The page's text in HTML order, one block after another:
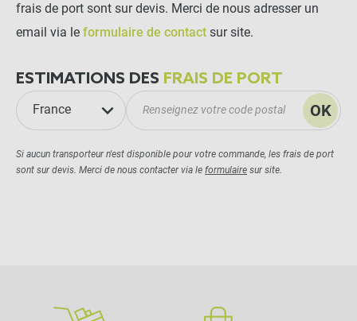
frais de port sont sur devis. Merci de nous adresser un
email via le formulaire de contact sur site.
ESTIMATIONS DES FRAIS DE PORT
France OK
Si aucun transporteur n'est disponible pour votre commande, les frais de port
sont sur devis. Merci de nous contacter via le formulaire sur site.